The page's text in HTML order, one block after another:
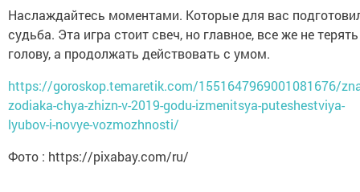
Наслаждайтесь моментами. Которые для вас
судьба. Эта игра стоит свеч, но главное, все же не терять
голову, а продолжать действовать с умом.
https://goroskop.temaretik.com/1551647969001081676/
zodiaka-chya-zhizn-v-2019-godu-izmenitsya-puteshestviya-
lyubov-i-novye-vozmozhnosti/
Фото : https://pixabay.com/ru/